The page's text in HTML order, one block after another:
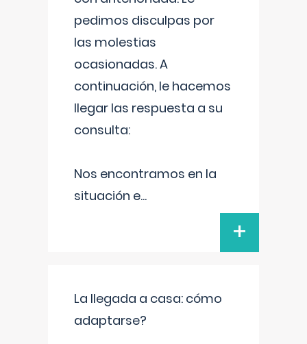
pedimos disculpas por
las molestias
ocasionadas. A
continuación, le hacemos
llegar las respuesta a su
consulta:
Nos encontramos en la
situación e...
+
La llegada a casa: cómo
adaptarse?